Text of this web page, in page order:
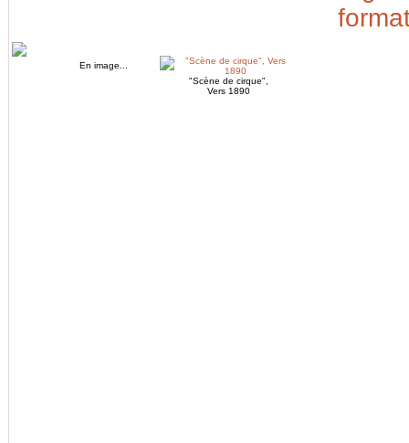
En image...
"Scène de cirque",
Vers 1890